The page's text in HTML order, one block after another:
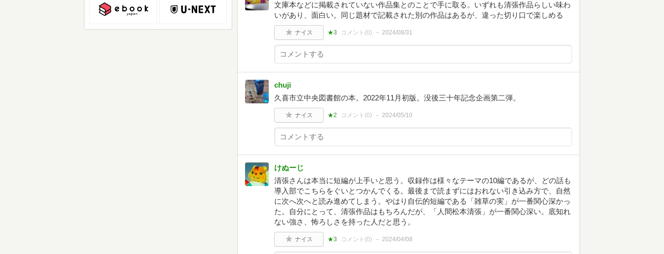
文庫本などに掲載されていない作品集とのことで手に取る。いずれも清張作品らしい味わ
いがあり、面白い。同じ題材で記載された別の作品はあるが、違った切り口で楽しめる
ナイス ★3 コメント(0) 2024/08/31
chuji
久喜市立中央図書館の本。2022年11月初版。没後三十年記念企画第二弾。
ナイス ★2 コメント(0) 2024/05/10
けぬーじ
清張さんは本当に短編が上手いと思う。収録作は様々なテーマの10編であるが、どの話も
導入部でこちらをぐいとつかんでくる。最後まで読まずにはおれない引き込み方で、自然
に次へ次へと読み進めてしまう。やはり自伝的短編である「雑草の実」が一番関心深かっ
た。自分にとって、清張作品はもちろんだが、「人間松本清張」が一番関心深い。底知れ
ない強さ、怖ろしさを持った人だと思う。
ナイス ★3 コメント(0) 2024/04/08